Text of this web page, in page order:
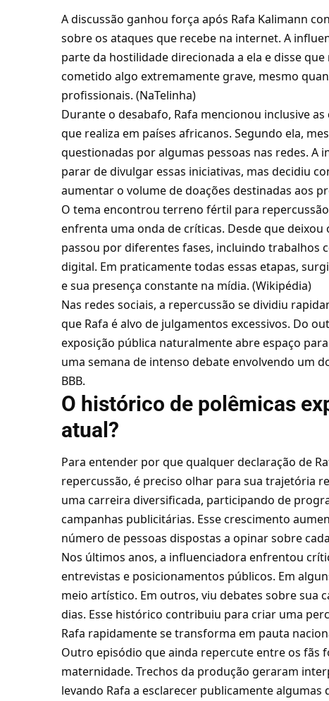
A discussão ganhou força após Rafa Kalimann
sobre os ataques que recebe na internet. A
parte da hostilidade direcionada a ela e disse
cometido algo extremamente grave, mesmo
profissionais. (NaTelinha)
Durante o desabafo, Rafa mencionou inclusive
que realiza em países africanos. Segundo ela,
questionadas por algumas pessoas nas redes. A
parar de divulgar essas iniciativas, mas decidiu
aumentar o volume de doações destinadas aos
O tema encontrou terreno fértil para
enfrenta uma onda de críticas. Desde que deixou
passou por diferentes fases, incluindo trabalhos
digital. Em praticamente todas essas etapas,
e sua presença constante na mídia. (Wikipédia)
Nas redes sociais, a repercussão se dividiu
que Rafa é alvo de julgamentos excessivos. Do
exposição pública naturalmente abre espaço
uma semana de intenso debate envolvendo um
BBB.
O histórico de polêmicas
atual?
Para entender por que qualquer declaração de
repercussão, é preciso olhar para sua trajetória
uma carreira diversificada, participando de
campanhas publicitárias. Esse crescimento
número de pessoas dispostas a opinar sobre
Nos últimos anos, a influenciadora enfrentou
entrevistas e posicionamentos públicos. Em
meio artístico. Em outros, viu debates sobre sua
dias. Esse histórico contribuiu para criar uma
Rafa rapidamente se transforma em pauta
Outro episódio que ainda repercute entre os fãs
maternidade. Trechos da produção geraram
levando Rafa a esclarecer publicamente